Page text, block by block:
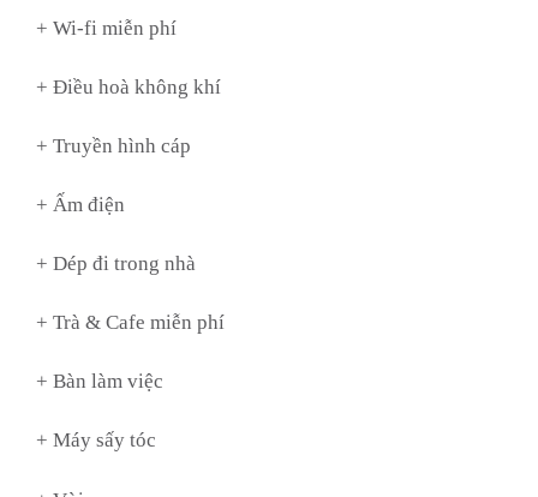
+ Wi-fi miễn phí
+ Điều hoà không khí
+ Truyền hình cáp
+ Ấm điện
+ Dép đi trong nhà
+ Trà & Cafe miễn phí
+ Bàn làm việc
+ Máy sấy tóc